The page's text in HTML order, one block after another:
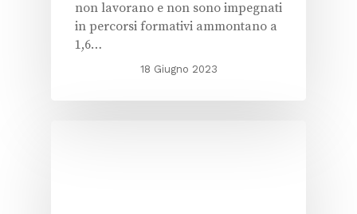
non lavorano e non sono impegnati
in percorsi formativi ammontano a
1,6…
18 Giugno 2023